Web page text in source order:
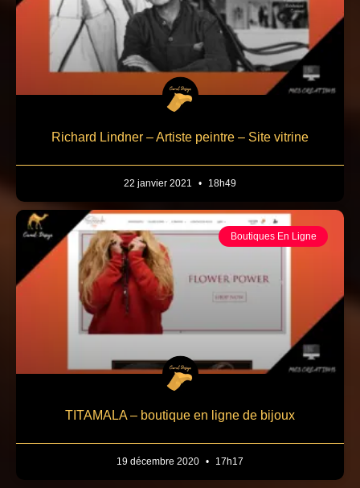
Richard Lindner – Artiste peintre – Site vitrine
22 janvier 2021 18h49
Boutiques En Ligne
TITAMALA – boutique en ligne de bijoux
19 décembre 2020 17h17